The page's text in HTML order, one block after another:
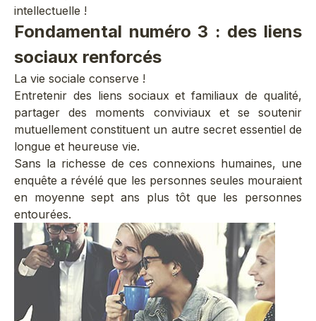
intellectuelle !
Fondamental numéro 3 : des liens
sociaux renforcés
La vie sociale conserve !
Entretenir des liens sociaux et familiaux de qualité,
partager des moments conviviaux et se soutenir
mutuellement constituent un autre secret essentiel de
longue et heureuse vie.
Sans la richesse de ces connexions humaines, une
enquête a révélé que les personnes seules mouraient
en moyenne sept ans plus tôt que les personnes
entourées.